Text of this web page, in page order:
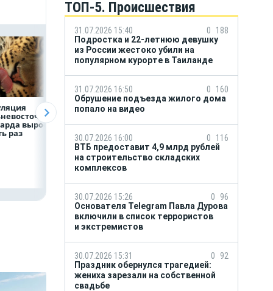
выросла в
раз
ВТБ скорректировал
макроэкономически
й прогноз на 2026 год российскими
банками на
полугодие
ТОП-5. Происшествия
31.07.2026 15:40 0
188
Подростка и 22-летнюю девушку
из России жестоко убили на
популярном курорте в Таиланде
31.07.2026 16:50 0
160
Обрушение подъезда жилого дома
попало на видео
30.07.2026 16:00 0
116
ВТБ предоставит 4,9 млрд рублей
на строительство складских
комплексов
30.07.2026 15:26 0
96
Основателя Telegram Павла Дурова
включили в список террористов
и экстремистов
30.07.2026 15:31 0
92
Праздник обернулся трагедией:
жениха зарезали на собственной
свадьбе